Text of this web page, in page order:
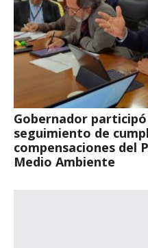
Gobernador
seguimiento de
compensaciones del
Medio Ambiente